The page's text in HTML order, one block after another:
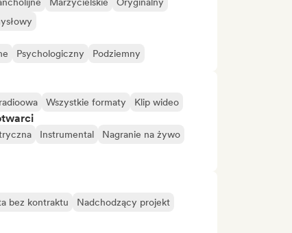
Psychologiczny Podziemny
Wszystkie formaty Klip wideo
Instrumental
Nagranie na żywo
bez kontraktu
Nadchodzący projekt